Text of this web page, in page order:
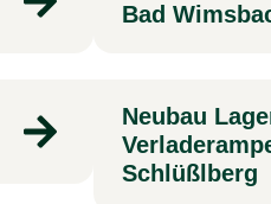
Bad
Neubau
Schlüßlberg